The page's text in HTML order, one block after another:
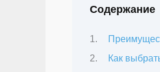
Содержание
Как